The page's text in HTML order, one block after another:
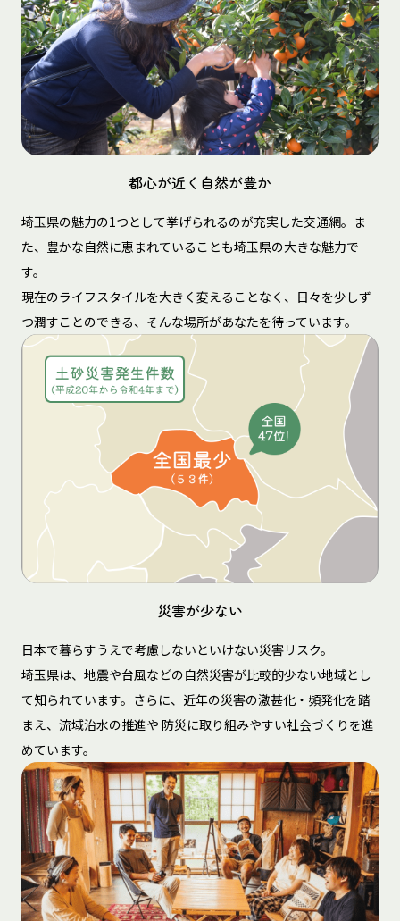
都心が近く自然が豊か
埼玉県の魅力の1つとして挙げられるのが充実した交通網。ま
た、豊かな自然に恵まれていることも埼玉県の大きな魅力で
す。
現在のライフスタイルを大きく変えることなく、日々を少しず
つ潤すことのできる、そんな場所があなたを待っています。
災害が少ない
日本で暮らすうえで考慮しないといけない災害リスク。
埼玉県は、地震や台風などの自然災害が比較的少ない地域とし
て知られています。さらに、近年の災害の激甚化・頻発化を踏
まえ、流域治水の推進や 防災に取り組みやすい社会づくりを進
めています。